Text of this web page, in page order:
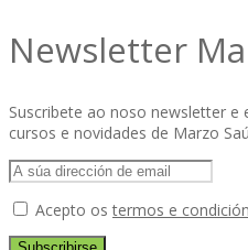
Newsletter
Suscribete ao noso newsletter
cursos e novidades de Marzo
Acepto ostermos e